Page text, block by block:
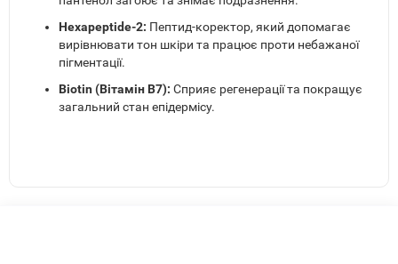
Hexapeptide-2: Пептид-коректор, який допомагає
вирівнювати тон шкіри та працює проти небажаної
пігментації.
Biotin (Вітамін B7): Сприяє регенерації та покращує
загальний стан епідермісу.